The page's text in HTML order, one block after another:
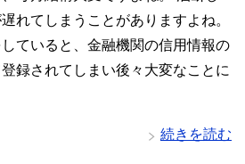
れてしまうことがありますよね。
ていると、金融機関の信用情報の
録されてしまい後々大変なことに
続きを読む